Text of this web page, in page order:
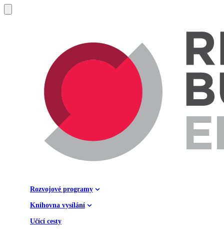
Rozvojové programy
Knihovna vysílání
Učící cesty